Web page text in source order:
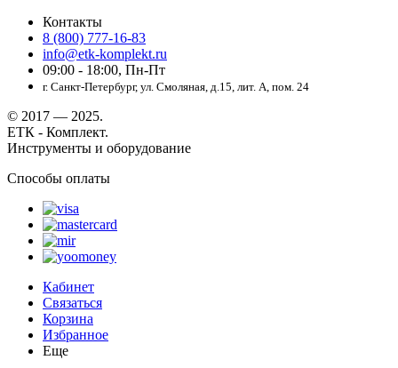
Контакты
8 (800) 777-16-83
info@etk-komplekt.ru
09:00 - 18:00, Пн-Пт
г. Санкт-Петербург, ул. Смоляная, д.15, лит. А, пом. 24
© 2017 — 2025.
ЕТК - Комплект.
Инструменты и оборудование
Способы оплаты
Кабинет
Связаться
Корзина
Избранное
Еще